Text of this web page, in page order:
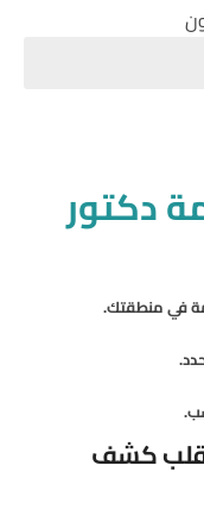
دكتور
في منطقتك.
قلب كشف